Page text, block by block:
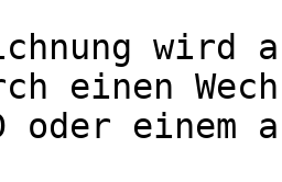
wird
einen
oder einem